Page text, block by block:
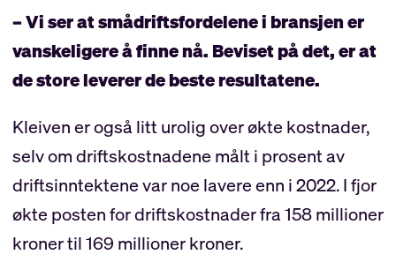
– Vi ser at smådriftsfordelene i bransjen er
vanskeligere å finne nå. Beviset på det, er at
de store leverer de beste resultatene.
Kleiven er også litt urolig over økte kostnader,
selv om driftskostnadene målt i prosent av
driftsinntektene var noe lavere enn i 2022. I fjor
økte posten for driftskostnader fra 158 millioner
kroner til 169 millioner kroner.